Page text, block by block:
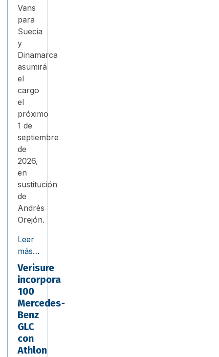
Vans
para
Suecia
y
Dinamarca
asumirá
el
cargo
el
próximo
1 de
septiembre
de
2026,
en
sustitución
de
Andrés
Orejón.
Leer
más…
Verisure
incorpora
100
Mercedes-
Benz
GLC
con
Athlon